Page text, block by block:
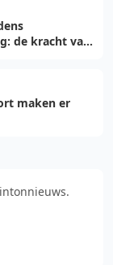
de kracht van
maken er